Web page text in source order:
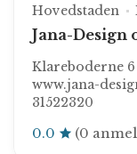
Hovedstaden
Jana-Design
Klareboderne 6
www.jana-
31522320
0.0 (0